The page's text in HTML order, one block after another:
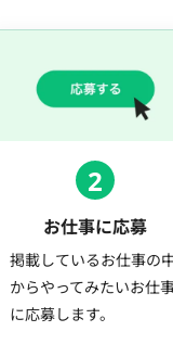
2
お仕事に応募
掲載しているお仕事の
からやってみたいお仕
に応募します。